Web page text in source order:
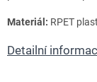
Materiál: RPET plast
Detailní